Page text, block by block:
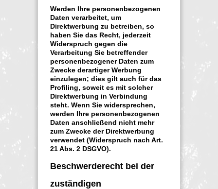
Werden Ihre personenbezogenen
Daten verarbeitet, um
Direktwerbung zu betreiben, so
haben Sie das Recht, jederzeit
Widerspruch gegen die
Verarbeitung Sie betreffender
personenbezogener Daten zum
Zwecke derartiger Werbung
einzulegen; dies gilt auch für das
Profiling, soweit es mit solcher
Direktwerbung in Verbindung
steht. Wenn Sie widersprechen,
werden Ihre personenbezogenen
Daten anschließend nicht mehr
zum Zwecke der Direktwerbung
verwendet (Widerspruch nach Art.
21 Abs. 2 DSGVO).
Beschwerderecht bei der
zuständigen